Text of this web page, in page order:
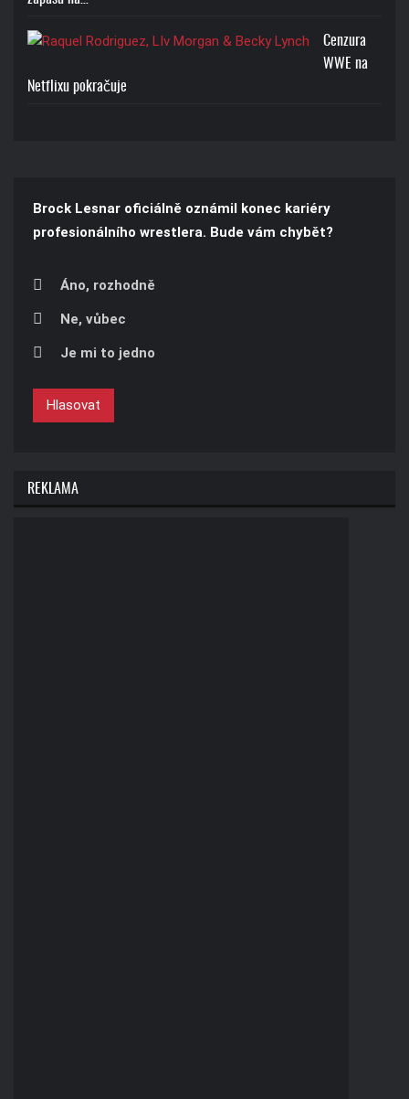
Cenzura
WWE na
Netflixu pokračuje
Brock Lesnar oficiálně oznámil konec kariéry
profesionálního wrestlera. Bude vám chybět?
Áno, rozhodně
Ne, vůbec
Je mi to jedno
Hlasovat
REKLAMA